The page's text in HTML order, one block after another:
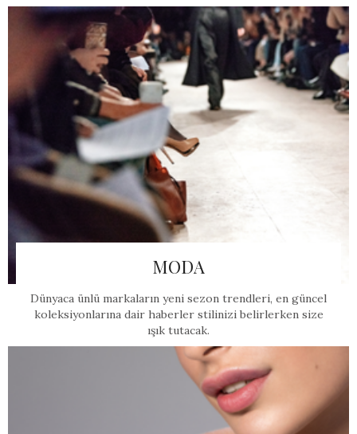
MODA
Dünyaca ünlü markaların yeni sezon trendleri, en güncel
koleksiyonlarına dair haberler stilinizi belirlerken size
ışık tutacak.